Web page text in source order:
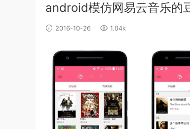
android模仿网易云音乐的
2016-10-26 1.04k